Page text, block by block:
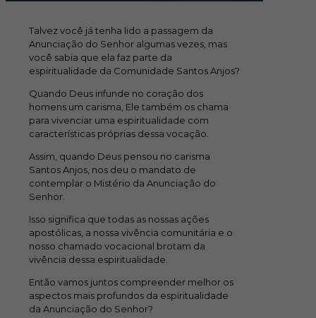
Talvez você já tenha lido a passagem da
Anunciação do Senhor algumas vezes, mas
você sabia que ela faz parte da
espiritualidade da Comunidade Santos Anjos?
Quando Deus infunde no coração dos
homens um carisma, Ele também os chama
para vivenciar uma espiritualidade com
características próprias dessa vocação.
Assim, quando Deus pensou no carisma
Santos Anjos, nos deu o mandato de
contemplar o Mistério da Anunciação do
Senhor.
Isso significa que todas as nossas ações
apostólicas, a nossa vivência comunitária e o
nosso chamado vocacional brotam da
vivência dessa espiritualidade.
Então vamos juntos compreender melhor os
aspectos mais profundos da espiritualidade
da Anunciação do Senhor?